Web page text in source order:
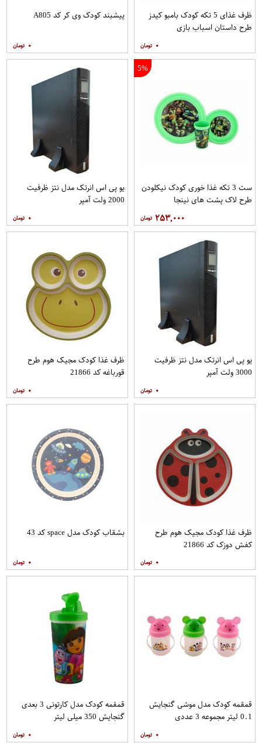
ظرف غذای 5 تکه کودک بامبو کیدز
طرح داستان اسباب بازی
۰
پیشبند کودک وی کر کد A805
۰
5%
ست 3 تکه غذا خوری کودک نیکلودن
طرح لاک پشت های نینجا
۲۵۳,۰۰۰
یو پی اس انرتک مدل نتز ظرفیت
2000 ولت آمپر
۰
یو پی اس انرتک مدل نتز ظرفیت
3000 ولت آمپر
۰
ظرف غذا کودک مجیک هوم طرح
قورباغه کد 21866
۰
ظرف غذا کودک مجیک هوم طرح
کفش دوزک کد 21866
۰
بشقاب کودک مدل space کد 43
۰
قمقمه کودک مدل موشی گنجایش
0.1 لیتر مجموعه 3 عددی
۰
قمقمه کودک مدل کارتونی 3 بعدی
گنجایش 350 میلی لیتر
۰